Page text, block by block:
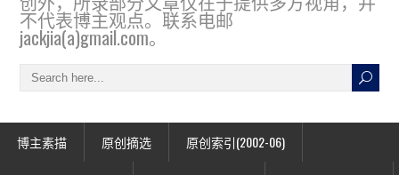
不代表博主观点。联系电邮
jackjia(a)gmail.com。
博主素描 原创摘选 原创索引(2002-06)